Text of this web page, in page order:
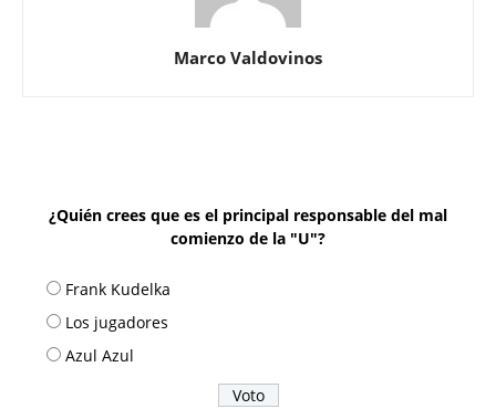
Marco Valdovinos
¿Quién crees que es el principal responsable del mal
comienzo de la "U"?
Frank Kudelka
Los jugadores
Azul Azul